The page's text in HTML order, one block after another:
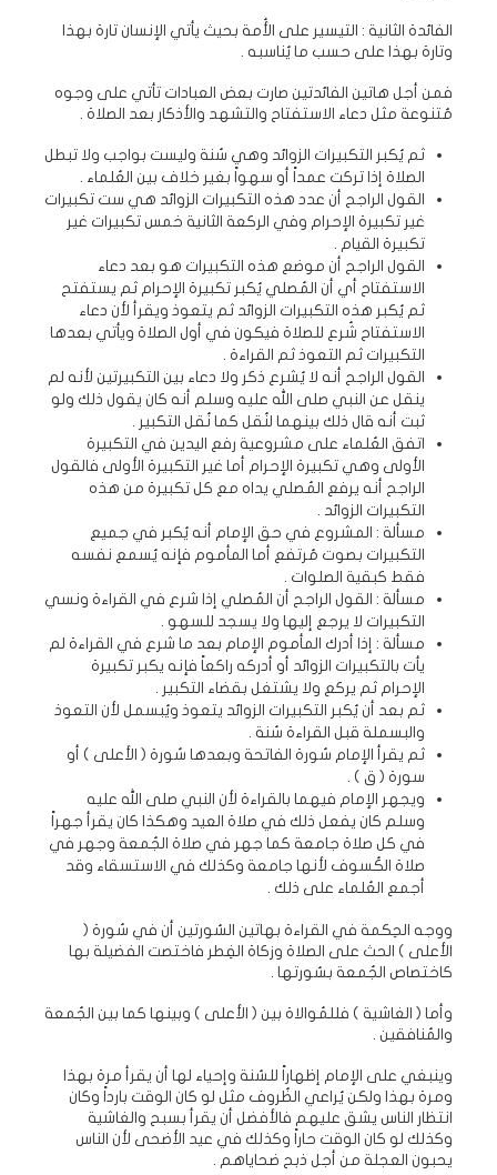
الفائدة الثانية : التيسير على الأُمة بحيث يأتي الإنسان تارة بهذا
وتارة بهذا على حسب ما يُناسبه .
فمن أجل هاتين الفائدتين صارت بعض العبادات تأتي على وجوه
مُتنوعة مثل دعاء الاستفتاح والتشهد والأذكار بعد الصلاة .
ثم يُكبر التكبيرات الزوائد وهي سُنة وليست بواجب ولا تبطل
الصلاة إذا تركت عمداً أو سهواً بغير خلاف بين العُلماء .
القول الراجح أن عدد هذه التكبيرات الزوائد هي ست تكبيرات
غير تكبيرة الإحرام وفي الركعة الثانية خمس تكبيرات غير
تكبيرة القيام .
القول الراجح أن موضع هذه التكبيرات هو بعد دعاء
الاستفتاح أي أن المُصلي يُكبر تكبيرة الإحرام ثم يستفتح
ثم يُكبر هذه التكبيرات الزوائد ثم يتعوذ ويقرأ لأن دعاء
الاستفتاح شُرع للصلاة فيكون في أول الصلاة ويأتي بعدها
التكبيرات ثم التعوذ ثم القراءة .
القول الراجح أنه لا يُشرع ذكر ولا دعاء بين التكبيرتين لأنه لم
ينقل عن النبي صلى الله عليه وسلم أنه كان يقول ذلك ولو
ثبت أنه قال ذلك بينهما لنُقل كما نُقل التكبير .
اتفق العُلماء على مشروعية رفع اليدين في التكبيرة
الأولى وهي تكبيرة الإحرام أما غير التكبيرة الأولى فالقول
الراجح أنه يرفع المُصلي يداه مع كل تكبيرة من هذه
التكبيرات الزوائد .
مسألة : المشروع في حق الإمام أنه يُكبر في جميع
التكبيرات بصوت مُرتفع أما المأموم فإنه يُسمع نفسه
فقط كبقية الصلوات .
مسألة : القول الراجح أن المُصلي إذا شرع في القراءة ونسي
التكبيرات لا يرجع إليها ولا يسجد للسهو .
مسألة : إذا أدرك المأموم الإمام بعد ما شرع في القراءة لم
يأت بالتكبيرات الزوائد أو أدركه راكعاً فإنه يكبر تكبيرة
الإحرام ثم يركع ولا يشتغل بقضاء التكبير .
ثم بعد أن يُكبر التكبيرات الزوائد يتعوذ ويُبسمل لأن التعوذ
والبسملة قبل القراءة سُنة .
ثم يقرأ الإمام سُورة الفاتحة وبعدها سُورة ( الأعلى ) أو
سورة ( ق ) .
ويجهر الإمام فيهما بالقراءة لأن النبي صلى الله عليه
وسلم كان يفعل ذلك في صلاة العيد وهكذا كان يقرأ جهراً
في كل صلاة جامعة كما جهر في صلاة الجُمعة وجهر في
صلاة الكُسوف لأنها جامعة وكذلك في الاستسقاء وقد
أجمع العُلماء على ذلك .
ووجه الحِكمة في القراءة بهاتين السُورتين أن في سُورة (
الأعلى ) الحث على الصلاة وزكاة الفِطر فاختصت الفضيلة بها
كاختصاص الجُمعة بسُورتها .
وأما ( الغاشية ) فللمُوالاة بين ( الأعلى ) وبينها كما بين الجُمعة
والمُنافقين .
وينبغي على الإمام إظهاراً للسُنة وإحياء لها أن يقرأ مرة بهذا
ومرة بهذا ولكن يُراعي الظُروف مثل لو كان الوقت بارداً وكان
انتظار الناس يشق عليهم فالأفضل أن يقرأ بسبح والغاشية
وكذلك لو كان الوقت حاراً وكذلك في عيد الأضحى لأن الناس
يحبون العجلة من أجل ذبح ضحاياهم .